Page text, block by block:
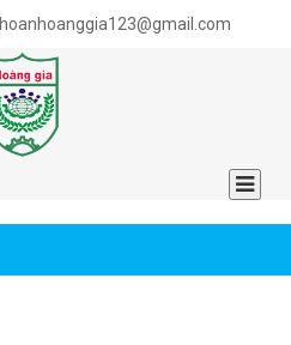
hoanhoanggia123@gmail.com